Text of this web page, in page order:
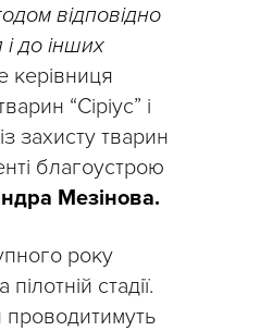
відповідно
і до інших
керівниця
“Сіріус” і
захисту тварин
благоустрою
Мезінова.
року
стадії.